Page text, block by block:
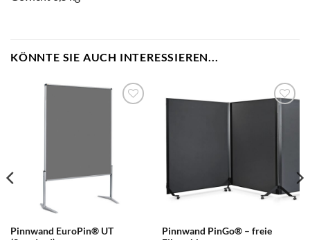
KÖNNTE SIE AUCH INTERESSIEREN...
Pinnwand EuroPin® UT
zum
Pinnwand PinGo® – freie